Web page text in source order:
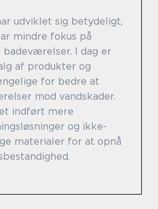
udviklet sig betydeligt,
mindre fokus på
I dag er
af produkter og
for bedre at
mod vandskader.
indført mere
og ikke-
materialer for at opnå